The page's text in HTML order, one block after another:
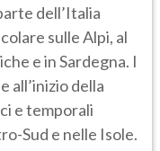
dell’Italia
sulle Alpi, al
e in Sardegna. I
all’inizio della
e temporali
Sud e nelle Isole.